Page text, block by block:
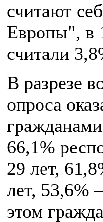
считают
Европы", в
считали
В разрезе
опроса
66,1%
29 лет,
лет, 53,6%
этом